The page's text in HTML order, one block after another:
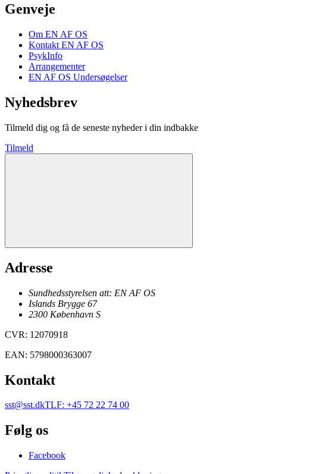
Genveje
Om EN AF OS
Kontakt EN AF OS
PsykInfo
Arrangementer
EN AF OS Undersøgelser
Nyhedsbrev
Tilmeld dig og få de seneste nyheder i din indbakke
Tilmeld
Adresse
Sundhedsstyrelsen att: EN AF OS
Islands Brygge 67
2300 København S
CVR: 12070918
EAN: 5798000363007
Kontakt
sst@sst.dkTLF: +45 72 22 74 00
Følg os
Facebook